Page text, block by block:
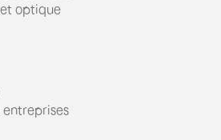
optique
entreprises